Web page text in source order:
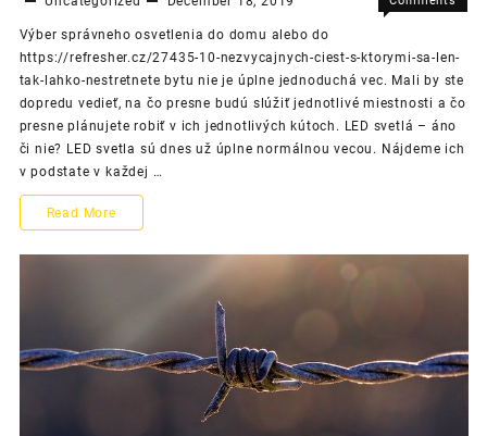
čo
pozerať
pri
výbere
Výber správneho osvetlenia do domu alebo do
https://refresher.cz/27435-10-nezvycajnych-ciest-s-ktorymi-sa-len-
tak-lahko-nestretnete bytu nie je úplne jednoduchá vec. Mali by ste
dopredu vedieť, na čo presne budú slúžiť jednotlivé miestnosti a čo
presne plánujete robiť v ich jednotlivých kútoch. LED svetlá – áno
či nie? LED svetla sú dnes už úplne normálnou vecou. Nájdeme ich
v podstate v každej …
Na
výbere
Read More